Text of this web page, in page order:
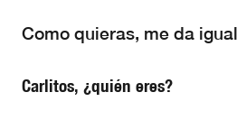
Como quieras, me da
Carlitos, ¿quién eres?